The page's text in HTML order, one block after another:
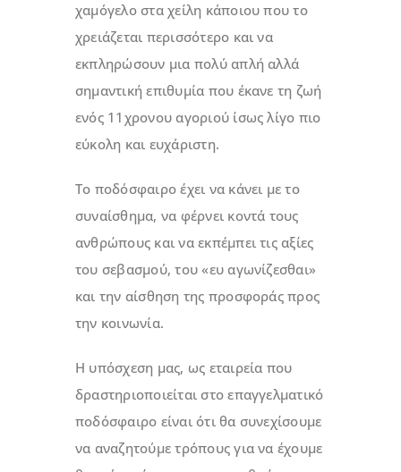
χαμόγελο στα χείλη κάποιου που το
χρειάζεται περισσότερο και να
εκπληρώσουν μια πολύ απλή αλλά
σημαντική επιθυμία που έκανε τη ζωή
ενός 11χρονου αγοριού ίσως λίγο πιο
εύκολη και ευχάριστη.
Το ποδόσφαιρο έχει να κάνει με το
συναίσθημα, να φέρνει κοντά τους
ανθρώπους και να εκπέμπει τις αξίες
του σεβασμού, του «ευ αγωνίζεσθαι»
και την αίσθηση της προσφοράς προς
την κοινωνία.
Η υπόσχεση μας, ως εταιρεία που
δραστηριοποιείται στο επαγγελματικό
ποδόσφαιρο είναι ότι θα συνεχίσουμε
να αναζητούμε τρόπους για να έχουμε